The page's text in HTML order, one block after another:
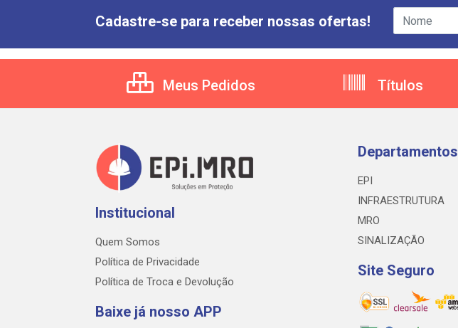
Cadastre-se para receber nossas ofertas!
Meus Pedidos Títulos
Institucional
Quem Somos
Política de Privacidade
Política de Troca e Devolução
Baixe já nosso APP
Departamentos
EPI
INFRAESTRUTURA
MRO
SINALIZAÇÃO
Site Seguro